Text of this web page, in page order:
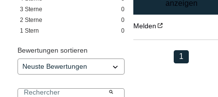
3 Sterne
0
2 Sterne
0
1 Stern 0
Bewertungen sortieren
anzeigen
Melden
1